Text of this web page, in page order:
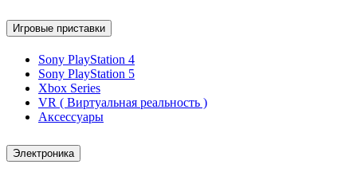
Игровые приставки
Sony PlayStation 4
Sony PlayStation 5
Xbox Series
VR ( Виртуальная реальность )
Аксессуары
Электроника